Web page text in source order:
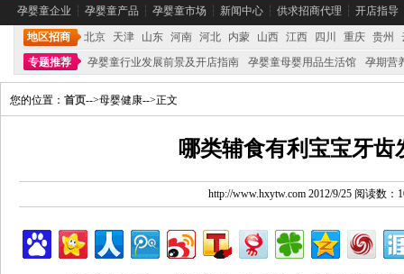
孕婴童企业 ┆ 孕婴童产品 ┆ 孕婴童市场 ┆ 新闻中心 ┆ 供求招商代理 ┆ 开店指导
地区招商 北京 天津 山东 河南 河北 内蒙 山西 江西 四川 重庆 贵州
专题推荐
孕婴童行业发展前景及开店指南 孕婴童母婴用品生活馆 孕期营
您的位置： 首页-->母婴健康-->正文
哪类辅食有利宝宝牙齿
http://www.hxytw.com 2012/9/25 阅读数：